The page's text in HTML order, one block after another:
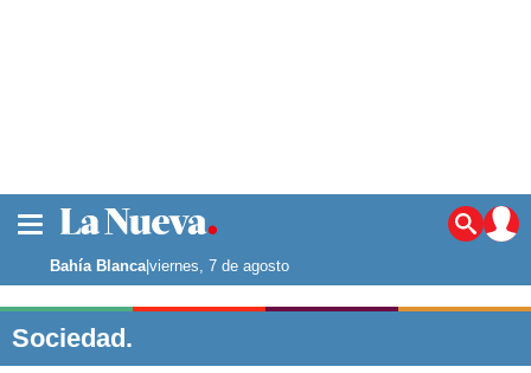
Noticias
La ciudad
Punta Alta
Bahía Blanca|viernes, 7 de agosto
Sociedad.